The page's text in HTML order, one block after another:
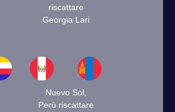
riscattare
Georgia Lari
Nuevo Sol,
Perù riscattare